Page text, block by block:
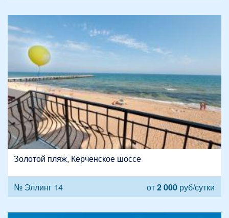
Золотой пляж, Керченское шоссе
№ Эллинг 14 от2 000 руб/сутки